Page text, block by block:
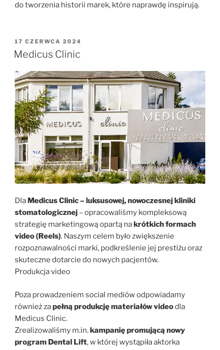
do tworzenia historii marek, które naprawdę inspirują.
17 CZERWCA 2024
Medicus Clinic
Dla Medicus Clinic – luksusowej, nowoczesnej kliniki
stomatologicznej – opracowaliśmy kompleksową
strategię marketingową opartą nakrótkich formach
video (Reels). Naszym celem było zwiększenie
rozpoznawalności marki, podkreślenie jej prestiżu oraz
skuteczne dotarcie do nowych pacjentów.
Produkcja video
Poza prowadzeniem social mediów odpowiadamy
również zapełną produkcję materiałów videodla
Medicus Clinic.
Zrealizowaliśmy m.in.kampanię promującą nowy
program Dental Lift, w której wystąpiła aktorka